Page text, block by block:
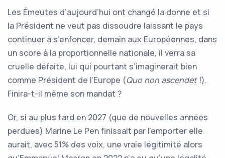
Les Émeutes d’aujourd’hui ont changé la donne et si
la Président ne veut pas dissoudre laissant le pays
continuer à s’enfoncer, demain aux Européennes, dans
un score à la proportionnelle nationale, il verra sa
cruelle défaite, lui qui pourtant s’imaginerait bien
comme Président de l’Europe (Quo non ascendet !).
Finira-t-il même son mandat ?
Or, si au plus tard en 2027 (que de nouvelles années
perdues) Marine Le Pen finissait par l’emporter elle
aurait, avec 51% des voix, une vraie légitimité alors